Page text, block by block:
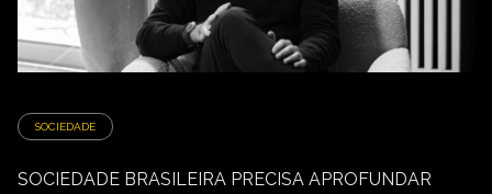
SOCIEDADE
SOCIEDADE BRASILEIRA PRECISA APROFUNDAR